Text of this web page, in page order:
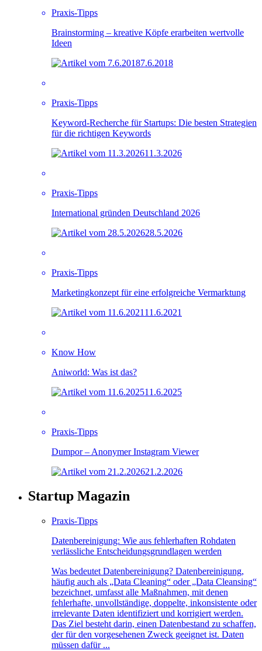
Praxis-Tipps
Brainstorming – kreative Köpfe erarbeiten wertvolle
Ideen
7.6.2018
Praxis-Tipps
Keyword-Recherche für Startups: Die besten Strategien
für die richtigen Keywords
11.3.2026
Praxis-Tipps
International gründen Deutschland 2026
28.5.2026
Praxis-Tipps
Marketingkonzept für eine erfolgreiche Vermarktung
11.6.2021
Know How
Aniworld: Was ist das?
11.6.2025
Praxis-Tipps
Dumpor – Anonymer Instagram Viewer
21.2.2026
Startup Magazin
Praxis-Tipps
Datenbereinigung: Wie aus fehlerhaften Rohdaten
verlässliche Entscheidungsgrundlagen werden
Was bedeutet Datenbereinigung? Datenbereinigung,
häufig auch als „Data Cleaning“ oder „Data Cleansing“
bezeichnet, umfasst alle Maßnahmen, mit denen
fehlerhafte, unvollständige, doppelte, inkonsistente oder
irrelevante Daten identifiziert und korrigiert werden.
Das Ziel besteht darin, einen Datenbestand zu schaffen,
der für den vorgesehenen Zweck geeignet ist. Daten
müssen dafür ...